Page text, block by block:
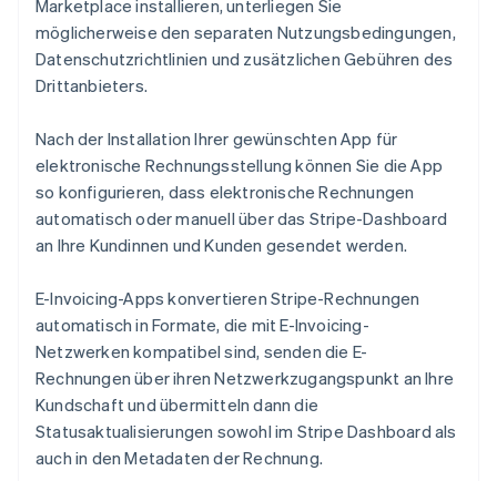
Marketplace installieren, unterliegen Sie
möglicherweise den separaten Nutzungsbedingungen,
Datenschutzrichtlinien und zusätzlichen Gebühren des
Drittanbieters.
Nach der Installation Ihrer gewünschten App für
elektronische Rechnungsstellung können Sie die App
so konfigurieren, dass elektronische Rechnungen
automatisch oder manuell über das Stripe-Dashboard
an Ihre Kundinnen und Kunden gesendet werden.
E-Invoicing-Apps konvertieren Stripe-Rechnungen
automatisch in Formate, die mit E-Invoicing-
Netzwerken kompatibel sind, senden die E-
Rechnungen über ihren Netzwerkzugangspunkt an Ihre
Kundschaft und übermitteln dann die
Statusaktualisierungen sowohl im Stripe Dashboard als
auch in den Metadaten der Rechnung.